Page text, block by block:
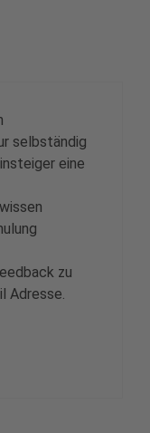
selbständig
eine
zu
Adresse.